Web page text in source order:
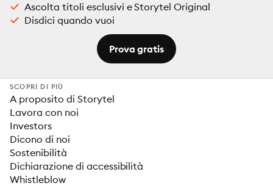
Ascolta titoli esclusivi e Storytel Original
Disdici quando vuoi
Prova gratis
SCOPRI DI PIÙ
A proposito di Storytel
Lavora con noi
Investors
Dicono di noi
Sostenibilità
Dichiarazione di accessibilità
Whistleblow